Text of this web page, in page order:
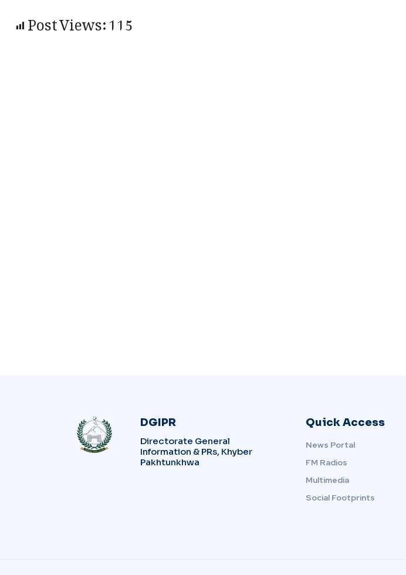
Post Views:115
DGIPR
Directorate General
Information & PRs, Khyber
Pakhtunkhwa
Quick Access
News Portal
FM Radios
Multimedia
Social Footprints